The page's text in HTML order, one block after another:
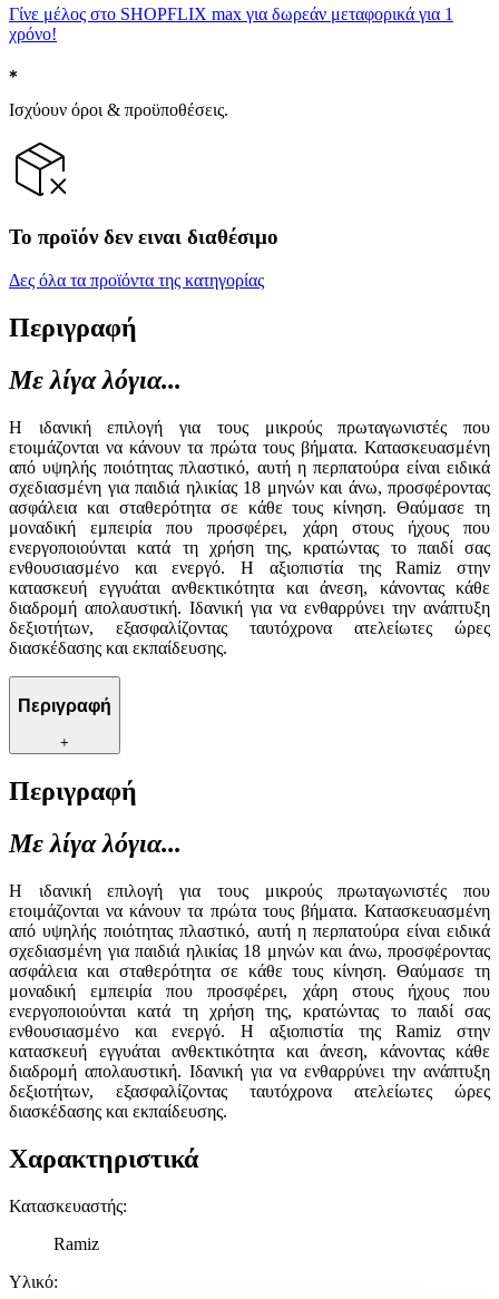
Γίνε μέλος στο SHOPFLIX max για δωρεάν μεταφορικά για 1
χρόνο!
Ισχύουν όροι & προϋποθέσεις.
Το προϊόν δεν ειναι διαθέσιμο
Δες όλα τα προϊόντα της κατηγορίας
Περιγραφή
Με λίγα λόγια...
Η ιδανική επιλογή για τους μικρούς πρωταγωνιστές που
ετοιμάζονται να κάνουν τα πρώτα τους βήματα. Κατασκευασμένη
από υψηλής ποιότητας πλαστικό, αυτή η περπατούρα είναι ειδικά
σχεδιασμένη για παιδιά ηλικίας 18 μηνών και άνω, προσφέροντας
ασφάλεια και σταθερότητα σε κάθε τους κίνηση. Θαύμασε τη
μοναδική εμπειρία που προσφέρει, χάρη στους ήχους που
ενεργοποιούνται κατά τη χρήση της, κρατώντας το παιδί σας
ενθουσιασμένο και ενεργό. Η αξιοπιστία της Ramiz στην
κατασκευή εγγυάται ανθεκτικότητα και άνεση, κάνοντας κάθε
διαδρομή απολαυστική. Ιδανική για να ενθαρρύνει την ανάπτυξη
δεξιοτήτων, εξασφαλίζοντας ταυτόχρονα ατελείωτες ώρες
διασκέδασης και εκπαίδευσης.
Περιγραφή
+
Περιγραφή
Με λίγα λόγια...
Η ιδανική επιλογή για τους μικρούς πρωταγωνιστές που
ετοιμάζονται να κάνουν τα πρώτα τους βήματα. Κατασκευασμένη
από υψηλής ποιότητας πλαστικό, αυτή η περπατούρα είναι ειδικά
σχεδιασμένη για παιδιά ηλικίας 18 μηνών και άνω, προσφέροντας
ασφάλεια και σταθερότητα σε κάθε τους κίνηση. Θαύμασε τη
μοναδική εμπειρία που προσφέρει, χάρη στους ήχους που
ενεργοποιούνται κατά τη χρήση της, κρατώντας το παιδί σας
ενθουσιασμένο και ενεργό. Η αξιοπιστία της Ramiz στην
κατασκευή εγγυάται ανθεκτικότητα και άνεση, κάνοντας κάθε
διαδρομή απολαυστική. Ιδανική για να ενθαρρύνει την ανάπτυξη
δεξιοτήτων, εξασφαλίζοντας ταυτόχρονα ατελείωτες ώρες
διασκέδασης και εκπαίδευσης.
Χαρακτηριστικά
Κατασκευαστής:
Ramiz
Υλικό: